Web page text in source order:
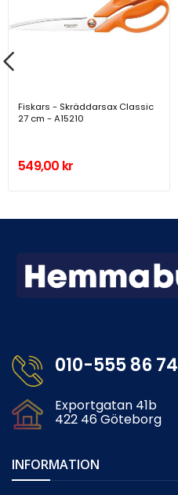
Fiskars - Skräddarsax Classic
27 cm - A15210
549,00 kr
010-555 86 74
Exportgatan 41b
422 46 Göteborg
INFORMATION